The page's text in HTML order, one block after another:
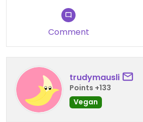
Comment
trudymausli
Points +133
Vegan